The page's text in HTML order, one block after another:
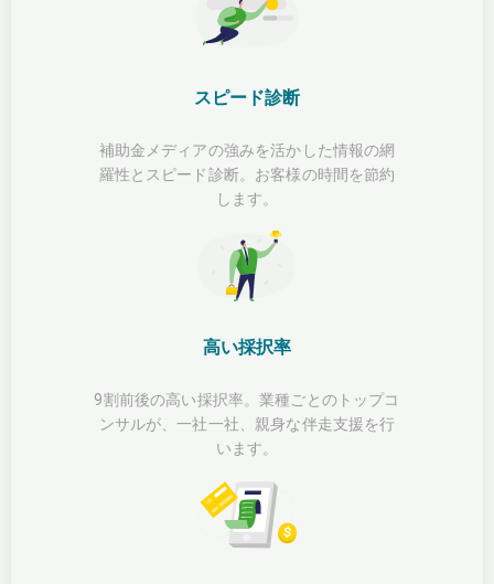
スピード診断
補助金メディアの強みを活かした情報の網
羅性とスピード診断。お客様の時間を節約
します。
高い採択率
9割前後の高い採択率。業種ごとのトップコ
ンサルが、一社一社、親身な伴走支援を行
います。